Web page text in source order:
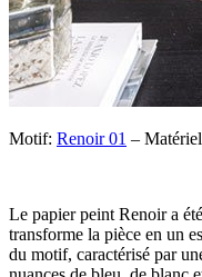
Motif: Renoir 01 –
Le papier peint Renoir a
transforme la pièce en un
du motif, caractérisé par